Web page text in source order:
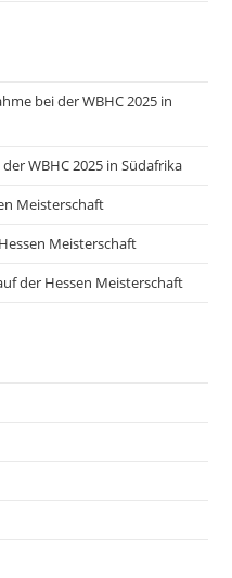
bei der WBHC 2025 in
WBHC 2025 in Südafrika
Meisterschaft
Meisterschaft
der Hessen Meisterschaft